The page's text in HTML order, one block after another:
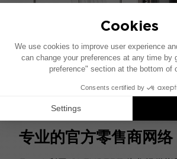
专业的官方零售商网络